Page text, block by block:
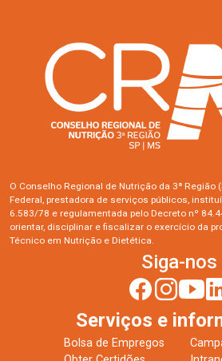
O Conselho Regional de Nutrição da 3ª Região
Federal, prestadora de serviços públicos,
6.583/78 e regulamentada pelo Decreto nº
orientar, disciplinar e fiscalizar o exercício da
Técnico em Nutrição e Dietética.
Siga-nos
Serviços e
Bolsa de Empregos